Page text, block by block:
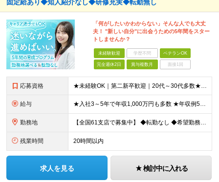
固定給あり◆知人紹介なし◆研修充実◆転勤無し
「何がしたいかわからない」そんな人でも大丈
夫！ "新しい自分"に出会うための5年間をスター
トしませんか？
未経験歓迎 学歴不問 ベテランOK
完全週休2日 賞与複数月 面接1回
応募資格 ★未経験OK｜第二新卒歓迎｜20代～30代多数★ ┗業界未経験者、営業未経験がほとんどです！ ★高卒以上 ━━━━━━━━ 育成前提の採用です！ ━━━━━━━━ 「稼ぎたい」「経営者になりたい」な
給与 ★入社3～5年で年収1,000万円も多数 ★年収例523万円／20代・2年目 月給24万4,094円～33万5,000円＋業績給＋賞与年2回（業績による） ※給与は配属エリアによって異なります ※
勤務地 【全国61支店で募集中】 ◆転勤なし ◆希望勤務地を選べる ◆U・Iターンも歓迎です ----- 契約期間中は転勤がありません。 お住まいの地域でキャリアを築くことができます！ ----- ■北海道／
残業時間 20時間以内
求人を見る 検討中に入れる